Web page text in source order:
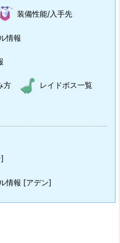
装備性能/入手先
情報
方 レイドボス一覧
情報 [アデン]